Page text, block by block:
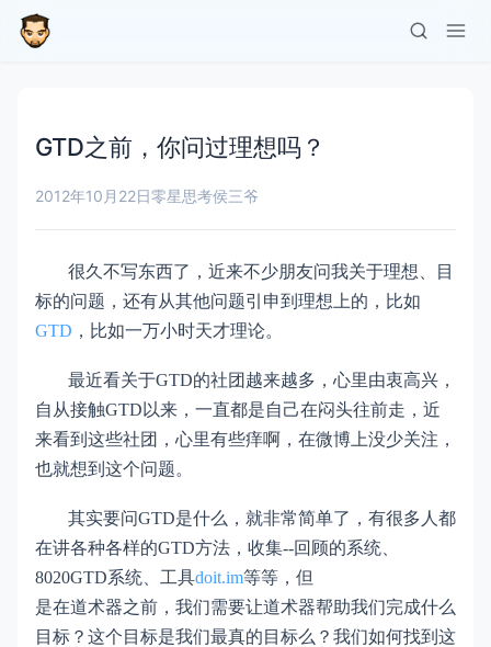
GTD之前，你问过理想吗？
2012年10月22日零星思考侯三爷
很久不写东西了，近来不少朋友问我关于理想、目
标的问题，还有从其他问题引申到理想上的，比如
GTD ，比如一万小时天才理论。
最近看关于GTD的社团越来越多，心里由衷高兴，
自从接触GTD以来，一直都是自己在闷头往前走，近
来看到这些社团，心里有些痒啊，在微博上没少关注，
也就想到这个问题。
其实要问GTD是什么，就非常简单了，有很多人都
在讲各种各样的GTD方法，收集--回顾的系统、
8020GTD系统、工具doit.im等等，但
是在道术器之前，我们需要让道术器帮助我们完成什么
目标？这个目标是我们最真的目标么？我们如何找到这